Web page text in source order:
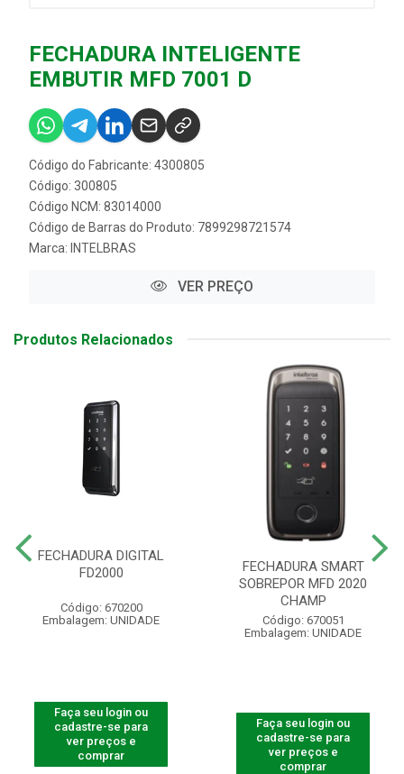
FECHADURA INTELIGENTE
EMBUTIR MFD 7001 D
Código do Fabricante: 4300805
Código: 300805
Código NCM: 83014000
Código de Barras do Produto: 7899298721574
Marca: INTELBRAS
VER PREÇO
Produtos Relacionados
FECHADURA DIGITAL
FD2000
Código: 670200
Embalagem: UNIDADE
Faça seu login ou
cadastre-se para
ver preços e
comprar
FECHADURA SMART
SOBREPOR MFD 2020
CHAMP
Código: 670051
Embalagem: UNIDADE
Faça seu login ou
cadastre-se para
ver preços e
comprar